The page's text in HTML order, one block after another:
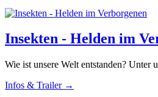
Insekten - Helden im
Wie ist unsere Welt entstanden? Unter
Infos & Trailer →